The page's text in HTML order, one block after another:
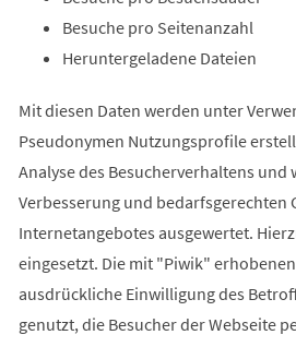
Besuche pro Seitenanzahl
Heruntergeladene Dateien
Mit diesen Daten werden unter
Pseudonymen Nutzungsprofile
Analyse des Besucherverhaltens und
Verbesserung und bedarfsgerechten
Internetangebotes ausgewertet.
eingesetzt. Die mit "Piwik"
ausdrückliche Einwilligung des
genutzt, die Besucher der Webseite